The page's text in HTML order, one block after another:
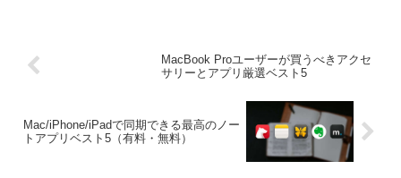
MacBook Proユーザーが買うべきアクセ
サリーとアプリ厳選ベスト5
Mac/iPhone/iPadで同期できる最高のノー
トアプリベスト5（有料・無料）